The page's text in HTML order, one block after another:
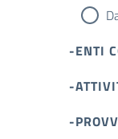
-ENTI
-
-